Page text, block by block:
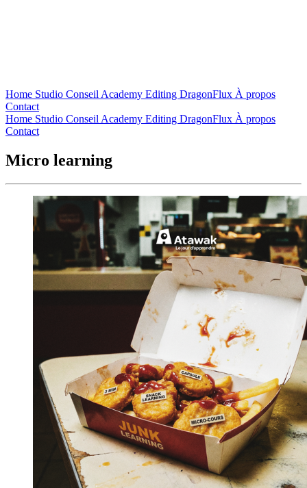
Home Studio Conseil Academy Editing DragonFlux À propos
Contact
Home Studio Conseil Academy Editing DragonFlux À propos
Contact
Micro learning